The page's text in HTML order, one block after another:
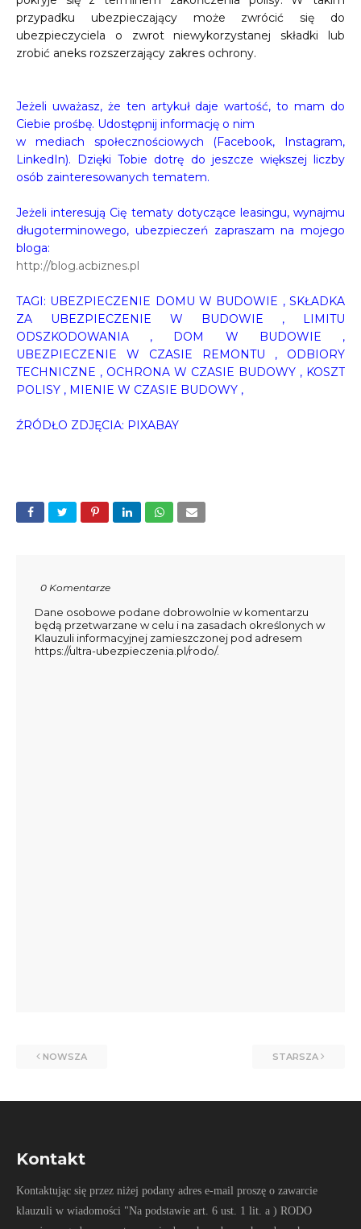
przypadku ubezpieczający może zwrócić się do
ubezpieczyciela o zwrot niewykorzystanej składki lub
zrobić aneks rozszerzający zakres ochrony.
Jeżeli uważasz, że ten artykuł daje wartość, to mam do
Ciebie prośbę. Udostępnij informację o nim
w mediach społecznościowych (Facebook, Instagram,
LinkedIn). Dzięki Tobie dotrę do jeszcze większej liczby
osób zainteresowanych tematem.
Jeżeli interesują Cię tematy dotyczące leasingu, wynajmu
długoterminowego, ubezpieczeń zapraszam na mojego
bloga:
http://blog.acbiznes.pl
TAGI: UBEZPIECZENIE DOMU W BUDOWIE , SKŁADKA
ZA UBEZPIECZENIE W BUDOWIE , LIMITU
ODSZKODOWANIA , DOM W BUDOWIE ,
UBEZPIECZENIE W CZASIE REMONTU , ODBIORY
TECHNICZNE , OCHRONA W CZASIE BUDOWY , KOSZT
POLISY , MIENIE W CZASIE BUDOWY ,
ŹRÓDŁO ZDJĘCIA: PIXABAY
0 Komentarze
Dane osobowe podane dobrowolnie w komentarzu
będą przetwarzane w celu i na zasadach określonych w
Klauzuli informacyjnej zamieszczonej pod adresem
https://ultra-ubezpieczenia.pl/rodo/.
NOWSZA STARSZA
Kontakt
Kontaktując się przez niżej podany adres e-mail proszę o zawarcie
klauzuli w wiadomości "Na podstawie art. 6 ust. 1 lit. a ) RODO